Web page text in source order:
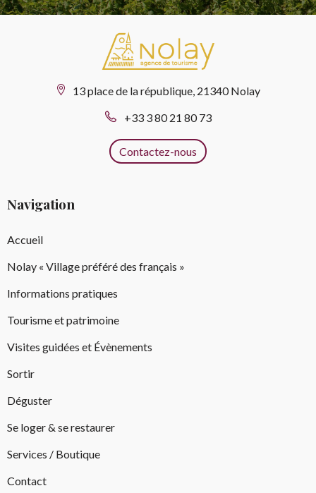
13 place de la république, 21340 Nolay
+33 3 80 21 80 73
Contactez-nous
Navigation
Accueil
Nolay « Village préféré des français »
Informations pratiques
Tourisme et patrimoine
Visites guidées et Évènements
Sortir
Déguster
Se loger & se restaurer
Services / Boutique
Contact